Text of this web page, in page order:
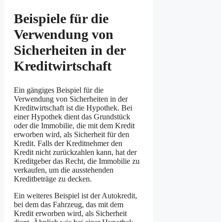
Beispiele für die
Verwendung von
Sicherheiten in der
Kreditwirtschaft
Ein gängiges Beispiel für die
Verwendung von Sicherheiten in der
Kreditwirtschaft ist die Hypothek. Bei
einer Hypothek dient das Grundstück
oder die Immobilie, die mit dem Kredit
erworben wird, als Sicherheit für den
Kredit. Falls der Kreditnehmer den
Kredit nicht zurückzahlen kann, hat der
Kreditgeber das Recht, die Immobilie zu
verkaufen, um die ausstehenden
Kreditbeträge zu decken.
Ein weiteres Beispiel ist der Autokredit,
bei dem das Fahrzeug, das mit dem
Kredit erworben wird, als Sicherheit